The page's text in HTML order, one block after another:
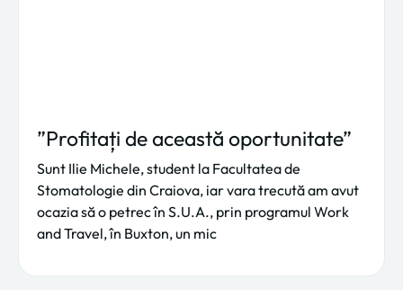
”Profitați de această oportunitate”
Sunt Ilie Michele, student la Facultatea de
Stomatologie din Craiova, iar vara trecută am avut
ocazia să o petrec în S.U.A., prin programul Work
and Travel, în Buxton, un mic